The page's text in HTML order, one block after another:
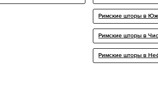
Римские шторы в
Римские шторы в
Римские шторы в